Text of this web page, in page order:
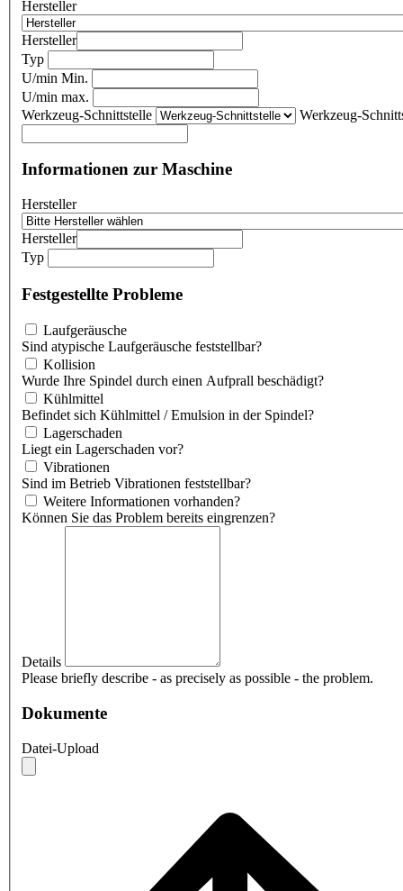
Hersteller
Hersteller
Typ
U/min Min.
U/min max.
Werkzeug-Schnittstelle
Werkzeug-
Informationen zur Maschine
Hersteller
Hersteller
Typ
Festgestellte Probleme
Laufgeräusche
Sind atypische Laufgeräusche feststellbar?
Kollision
Wurde Ihre Spindel durch einen Aufprall beschädigt?
Kühlmittel
Befindet sich Kühlmittel / Emulsion in der Spindel?
Lagerschaden
Liegt ein Lagerschaden vor?
Vibrationen
Sind im Betrieb Vibrationen feststellbar?
Weitere Informationen vorhanden?
Können Sie das Problem bereits eingrenzen?
Details
Please briefly describe - as precisely as possible - the problem.
Dokumente
Datei-Upload